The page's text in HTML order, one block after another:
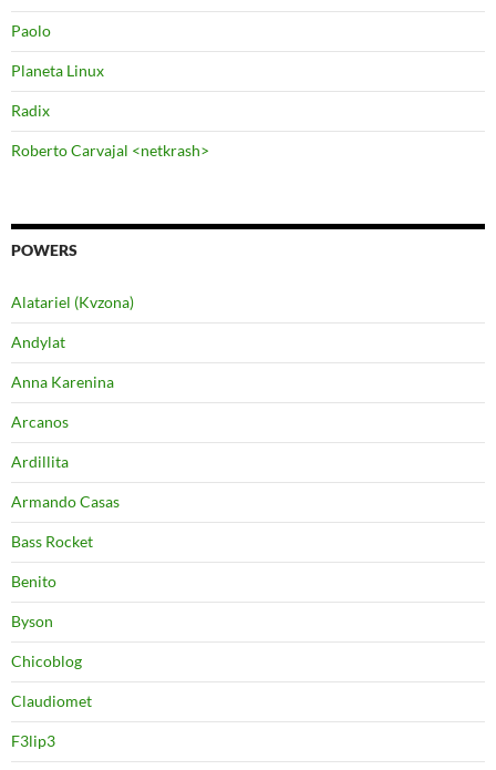
Paolo
Planeta Linux
Radix
Roberto Carvajal <netkrash>
POWERS
Alatariel (Kvzona)
Andylat
Anna Karenina
Arcanos
Ardillita
Armando Casas
Bass Rocket
Benito
Byson
Chicoblog
Claudiomet
F3lip3